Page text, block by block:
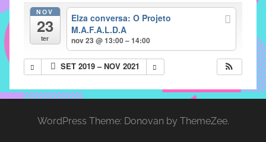
para
prevenção
NOV
23
ter
Elza conversa: O Projeto
M.A.F.A.L.D.A
nov 23 @ 13:00 – 14:00
SET 2019 – NOV 2021
WordPress Theme: Donovan by ThemeZee.